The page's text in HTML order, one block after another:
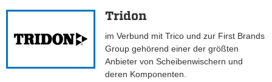
Tridon
im Verbund mit Trico und zur First Brands
Group gehörend einer der größten
Anbieter von Scheibenwischern und
deren Komponenten.